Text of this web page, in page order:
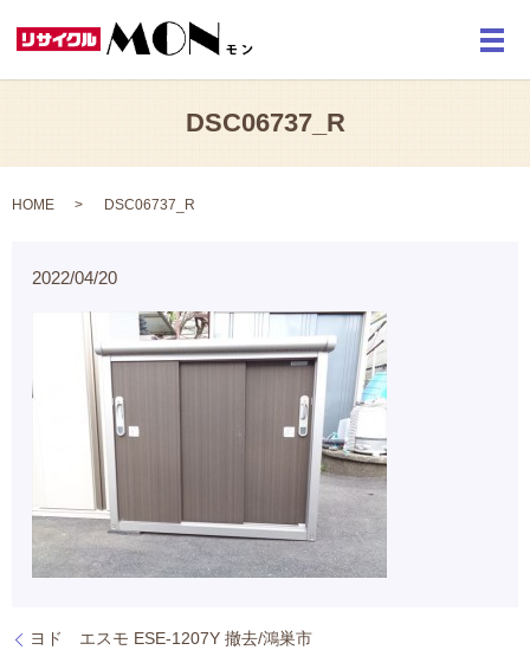
メ
DSC06737_R
HOME DSC06737_R
2022/04/20
ヨド エスモ ESE-1207Y 撤去/鴻巣市